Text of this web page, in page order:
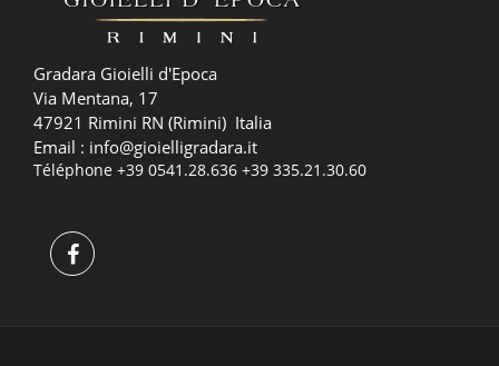
Gradara Gioielli d'Epoca
Via Mentana, 17
47921 Rimini RN (Rimini) Italia
Email : info@gioielligradara.it
Téléphone +39 0541.28.636 +39 335.21.30.60